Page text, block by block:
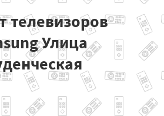
телевизоров
Улица